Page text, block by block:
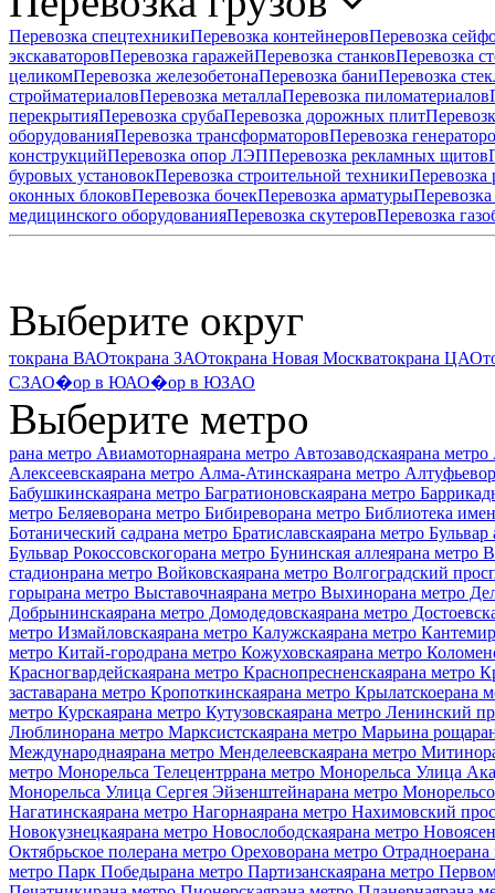
Перевозка спецтехникиПеревозка контейнеровПеревозка
экскаваторовПеревозка гаражейПеревозка станковПеревозка
целикомПеревозка железобетонаПеревозка баниПеревозка
стройматериаловПеревозка металлаПеревозка пиломатериалов
перекрытияПеревозка срубаПеревозка дорожных плит
оборудованияПеревозка трансформаторовПеревозка
конструкцийПеревозка опор ЛЭППеревозка рекламных щитов
буровых установокПеревозка строительной техникиПеревозка
оконных блоковПеревозка бочекПеревозка арматуры
медицинского оборудованияПеревозка скутеровПеревозка
Выберите округ
токрана ВАОтокрана ЗАОтокрана Новая Москватокрана ЦАО
СЗАО�ор в ЮАО�ор в ЮЗАО
Выберите метро
рана метро Авиамоторнаярана метро Автозаводскаярана метро
Алексеевскаярана метро Алма-Атинскаярана метро Алтуфьево
Бабушкинскаярана метро Багратионовскаярана метро
метро Беляеворана метро Бибиреворана метро Библиотека
Ботанический садрана метро Братиславскаярана метро
Бульвар Рокоссовскогорана метро Бунинская аллеярана метро
стадионрана метро Войковскаярана метро Волгоградский
горырана метро Выставочнаярана метро Выхинорана метро
Добрынинскаярана метро Домодедовскаярана метро
метро Измайловскаярана метро Калужскаярана метро
метро Китай-городрана метро Кожуховскаярана метро
Красногвардейскаярана метро Краснопресненскаярана метро
заставарана метро Кропоткинскаярана метро Крылатскоерана
метро Курскаярана метро Кутузовскаярана метро Ленинский
Люблинорана метро Марксистскаярана метро Марьина роща
Международнаярана метро Менделеевскаярана метро Митино
метро Монорельса Телецентррана метро Монорельса Улица
Монорельса Улица Сергея Эйзенштейнарана метро
Нагатинскаярана метро Нагорнаярана метро Нахимовский
Новокузнецкаярана метро Новослободскаярана метро
Октябрьское полерана метро Ореховорана метро Отрадное
метро Парк Победырана метро Партизанскаярана метро